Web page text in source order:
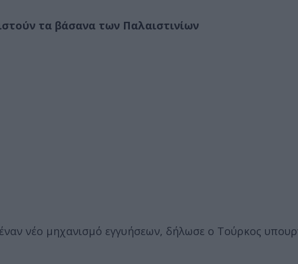
τα βάσανα των Παλαιστινίων
νέο μηχανισμό εγγυήσεων, δήλωσε ο Τούρκος